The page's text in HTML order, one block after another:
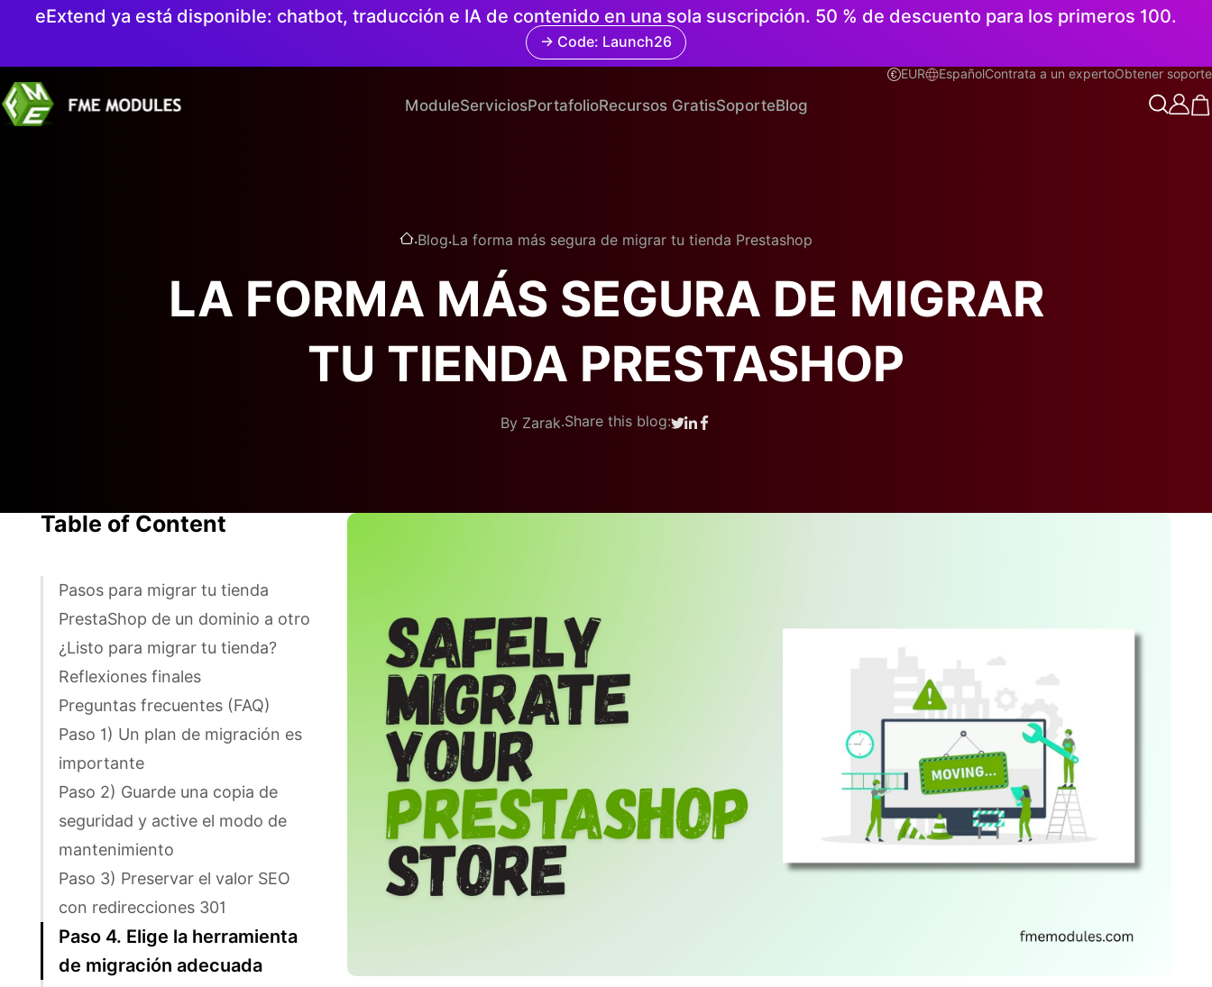
eExtend ya está disponible: chatbot, traducción e IA de contenido en una sola suscripción. 50 % de descuento para los primeros 100.
→ Code: Launch26
EUR Español
Español Contrata a un expertoObtener soporte
ModuleServiciosPortafolioRecursos GratisSoporteBlog
.Blog.La forma más segura de migrar tu tienda Prestashop
LA FORMA MÁS SEGURA DE MIGRAR
TU TIENDA PRESTASHOP
By Zarak.Share this blog:
Table of Content
Pasos para migrar tu tienda
PrestaShop de un dominio a otro
¿Listo para migrar tu tienda?
Reflexiones finales
Preguntas frecuentes (FAQ)
Paso 1) Un plan de migración es
importante
Paso 2) Guarde una copia de
seguridad y active el modo de
mantenimiento
Paso 3) Preservar el valor SEO
con redirecciones 301
Paso 4. Elige la herramienta
de migración adecuada